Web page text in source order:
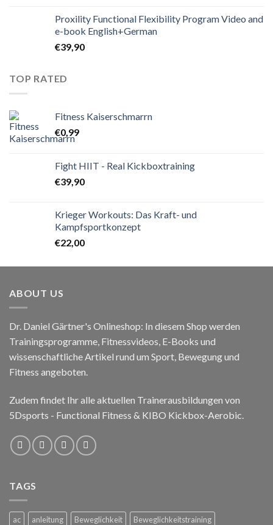
Proxility Functional Flexibility Program Video and
e-book English+German
€39,90
TOP RATED
Fitness Kaiserschmarrn
€0,99
Fight HIIT - Real Kickboxtraining
€39,90
Krieger Workouts: Das Kraft- und
Kampfsportkonzept
€22,00
ABOUT US
Dr. Daniel Gärtner's Onlineshop: In diesem Shop werden
Trainingsprogramme, Fitnessvideos, E-Books und
wissenschaftliche Artikel rund um Sport, Bewegung und
Fitness angeboten.
Zudem findet Ihr alle aktuellen Trainerausbildungen von
5Dsports - Functional Fitness & KIBO Kickbox-Aerobic.
TAGS
ac anleitung Beweglichkeit Beweglichkeitstraining